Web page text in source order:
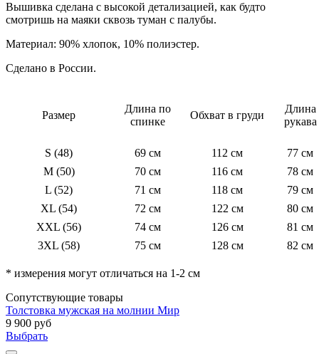
Вышивка сделана с высокой детализацией, как будто
смотришь на маяки сквозь туман с палубы.
Материал: 90% хлопок, 10% полиэстер.
Сделано в России.
Размер
Длина по
спинке
Обхват в груди
Длина
рукава
S (48) 69 см 112 см
77 см
M (50)
70 см 116 см
78 см
L (52)
71 см 118 см
79 см
XL (54)
72 см 122 см
80 см
XXL (56)
74 см 126 см
81 см
3XL (58)
75 см 128 см 82 см
* измерения могут отличаться на 1-2 см
Сопутствующие товары
Толстовка мужская на молнии Мир
9 900 руб
Выбрать